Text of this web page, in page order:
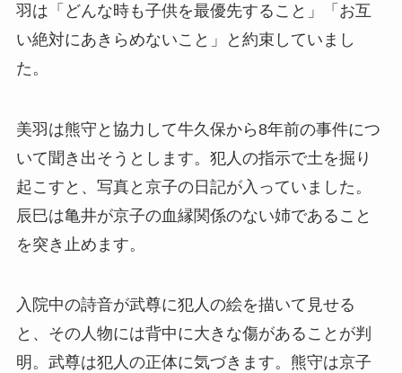
羽は「どんな時も子供を最優先すること」「お互
い絶対にあきらめないこと」と約束していまし
た。
美羽は熊守と協力して牛久保から8年前の事件につ
いて聞き出そうとします。犯人の指示で土を掘り
起こすと、写真と京子の日記が入っていました。
辰巳は亀井が京子の血縁関係のない姉であること
を突き止めます。
入院中の詩音が武尊に犯人の絵を描いて見せる
と、その人物には背中に大きな傷があることが判
明。武尊は犯人の正体に気づきます。熊守は京子